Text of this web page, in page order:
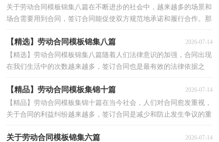
关于劳动合同模板锦集八篇在不断进步的社会中，越来越多的场景和
场合需要用到合同，签订合同能促使双方规范地承诺和履行合作。那
【精选】劳动合同模板锦集八篇 2026-07-14
【精选】劳动合同模板锦集八篇随着人们法律意识的加强，合同出现
在我们生活中的次数越来越多，签订合同也是最有效的法律依据之
【精品】劳动合同模板集锦十篇 2026-07-14
【精品】劳动合同模板集锦十篇在当今社会，人们对合同愈发重视，
关于合同的利益纠纷越来越多，签订合同是减少和防止发生争议的重
关于劳动合同模板锦集六篇 2026-07-14